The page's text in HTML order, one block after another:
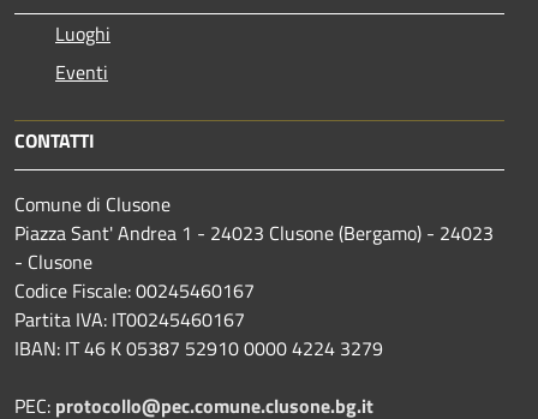
Luoghi
Eventi
CONTATTI
Comune di Clusone
Piazza Sant' Andrea 1 - 24023 Clusone (Bergamo) - 24023
- Clusone
Codice Fiscale: 00245460167
Partita IVA: IT00245460167
IBAN: IT 46 K 05387 52910 0000 4224 3279
PEC: protocollo@pec.comune.clusone.bg.it